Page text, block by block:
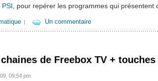
PSI , pour repérer les programmes qui
Un commentaire
de Freebox TV +
09:54 pm